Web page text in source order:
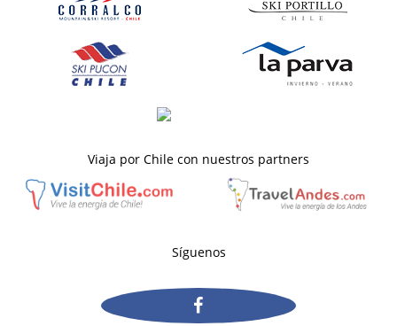
Viaja por Chile con nuestros partners
Síguenos